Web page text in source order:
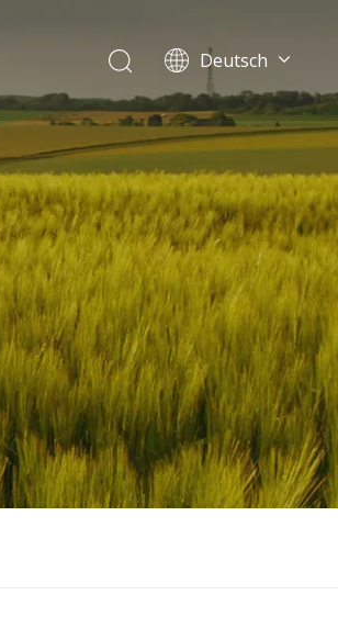
Deutsch
English
简体中文
العربية
Français
Pусский
Español
Português
Italiano
Tiếng Việt